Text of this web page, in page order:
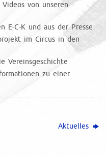
von unseren
E-C-K und aus der Presse
im Circus in den
Vereinsgeschichte
zu einer
Aktuelles